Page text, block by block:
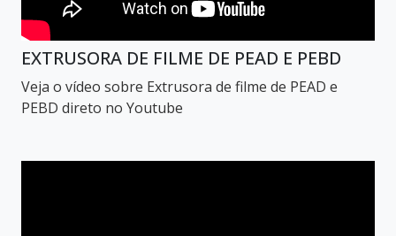
EXTRUSORA DE FILME DE PEAD E PEBD
Veja o vídeo sobre Extrusora de filme de PEAD e
PEBD direto no Youtube